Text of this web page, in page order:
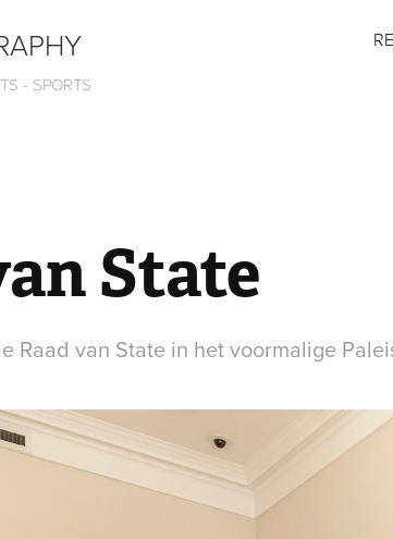
- SPORTS
State
Raad van State in het voormalige